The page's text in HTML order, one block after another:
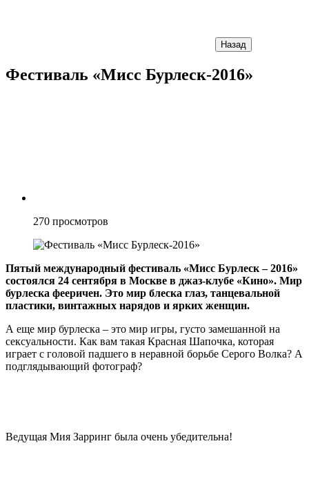
Назад
Фестиваль «Мисс Бурлеск-2016»
270 просмотров
Пятый международный фестиваль «Мисс Бурлеск – 2016»
состоялся 24 сентября в Москве в джаз-клубе «Кино». Мир
бурлеска фееричен. Это мир блеска глаз, танцевальной
пластики, винтажных нарядов и ярких женщин.
А еще мир бурлеска – это мир игры, густо замешанной на
сексуальности. Как вам такая Красная Шапочка, которая
играет с головой падшего в неравной борьбе Серого Волка? А
подглядывающий фотограф?
Ведущая Мия Зарринг была очень убедительна!